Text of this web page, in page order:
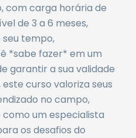
com carga horária de
de 3 a 6 meses,
tempo,
*sabe fazer* em um
garantir a sua validade
curso valoriza seus
no campo,
um especialista
os desafios do